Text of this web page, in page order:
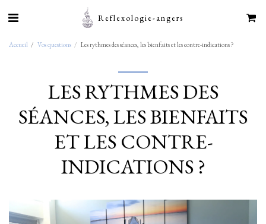
Reflexologie-angers
Accueil Vos questions Les rythmes des séances, les bienfaits et les contre-indications ?
LES RYTHMES DES
SÉANCES, LES BIENFAITS
ET LES CONTRE-
INDICATIONS ?